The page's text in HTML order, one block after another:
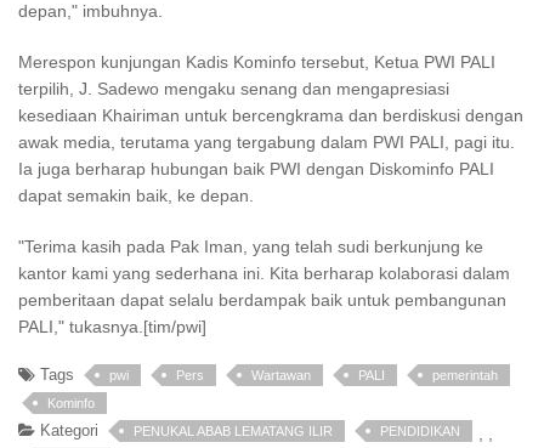
depan," imbuhnya.
Merespon kunjungan Kadis Kominfo tersebut, Ketua PWI PALI
terpilih, J. Sadewo mengaku senang dan mengapresiasi
kesediaan Khairiman untuk bercengkrama dan berdiskusi dengan
awak media, terutama yang tergabung dalam PWI PALI, pagi itu.
Ia juga berharap hubungan baik PWI dengan Diskominfo PALI
dapat semakin baik, ke depan.
"Terima kasih pada Pak Iman, yang telah sudi berkunjung ke
kantor kami yang sederhana ini. Kita berharap kolaborasi dalam
pemberitaan dapat selalu berdampak baik untuk pembangunan
PALI," tukasnya.[tim/pwi]
Tags pwi Pers Wartawan PALI
pemerintah
Kominfo
Kategori PENUKAL ABAB LEMATANG ILIR ,
PENDIDIKAN ,